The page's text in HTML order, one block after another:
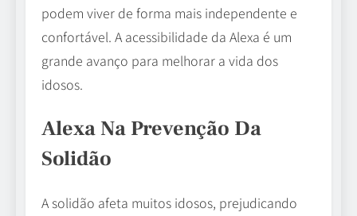
podem viver de forma mais independente e
confortável. A acessibilidade da Alexa é um
grande avanço para melhorar a vida dos
idosos.
Alexa Na Prevenção Da
Solidão
A solidão afeta muitos idosos, prejudicando